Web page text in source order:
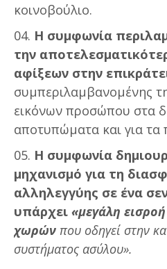
κοινοβούλιο.
Η συμφωνία
την
αφίξεων στην
συμπεριλαμβανομένης
εικόνων προσώπου στα
αποτυπώματα και για τα
Η συμφωνία
μηχανισμό για τη
αλληλεγγύης σε ένα
υπάρχει «μεγάλη
χωρών που οδηγεί στην
συστήματος ασύλου».